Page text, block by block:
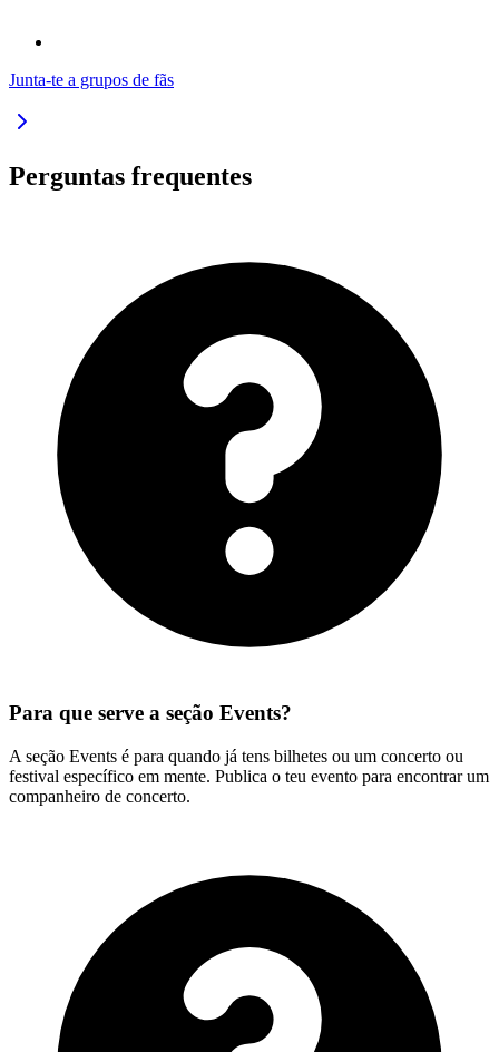
Junta-te a grupos de fãs
Perguntas frequentes
Para que serve a seção Events?
A seção Events é para quando já tens bilhetes ou um concerto ou
festival específico em mente. Publica o teu evento para encontrar um
companheiro de concerto.